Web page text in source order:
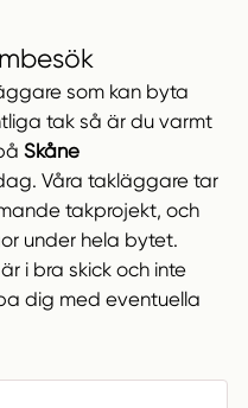
som kan byta
tak så är du varmt
Skåne
Våra takläggare tar
takprojekt, och
under hela bytet.
i bra skick och inte
dig med eventuella